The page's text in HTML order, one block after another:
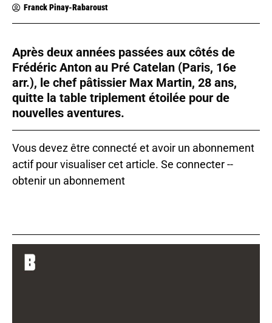
Franck Pinay-Rabaroust
Après deux années passées aux côtés de
Frédéric Anton au Pré Catelan (Paris, 16e
arr.), le chef pâtissier Max Martin, 28 ans,
quitte la table triplement étoilée pour de
nouvelles aventures.
Vous devez être connecté et avoir un abonnement
actif pour visualiser cet article. Se connecter--
obtenir un abonnement